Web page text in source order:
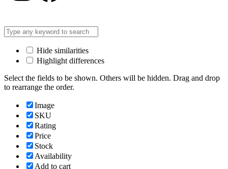
Hide similarities
Highlight differences
Select the fields to be shown. Others will be hidden. Drag and drop
to rearrange the order.
Image
SKU
Rating
Price
Stock
Availability
Add to cart